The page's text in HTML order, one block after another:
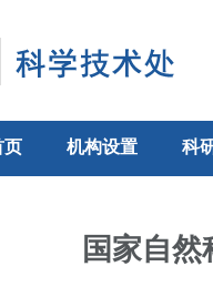
页 机构设置 科
国家自